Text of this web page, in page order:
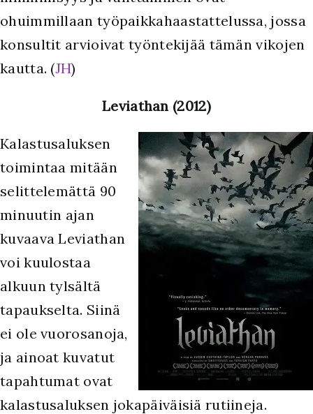
ohuimmillaan työpaikkahaastattelussa, jossa
konsultit arvioivat työntekijää tämän vikojen
kautta. (JH)
Leviathan (2012)
Kalastusaluksen
toimintaa mitään
selittelemättä 90
minuutin ajan
kuvaava Leviathan
voi kuulostaa
alkuun tylsältä
tapaukselta. Siinä
ei ole vuorosanoja,
ja ainoat kuvatut
tapahtumat ovat
kalastusaluksen jokapäiväisiä rutiineja.